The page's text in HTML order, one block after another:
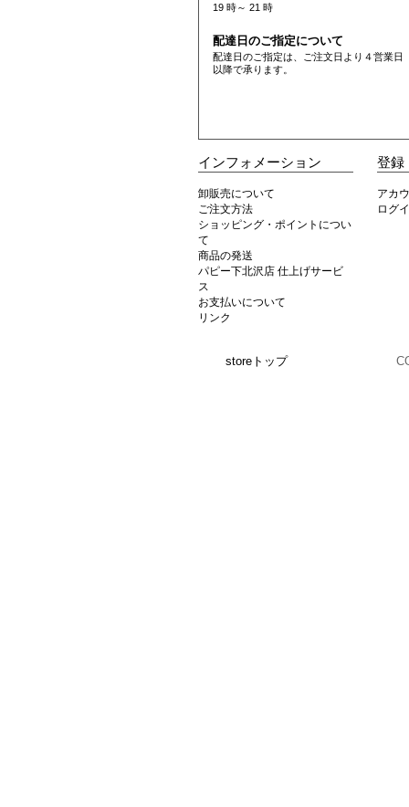
19 時～ 21 時
配達日のご指定について
配達日のご指定は、ご注文日より４営業日
以降で承ります。
インフォメーション
卸販売について
ご注文方法
ショッピング・ポイントについ
て
商品の発送
パピー下北沢店 仕上げサービ
ス
お支払いについて
リンク
登録
アカ
ログ
storeトップ